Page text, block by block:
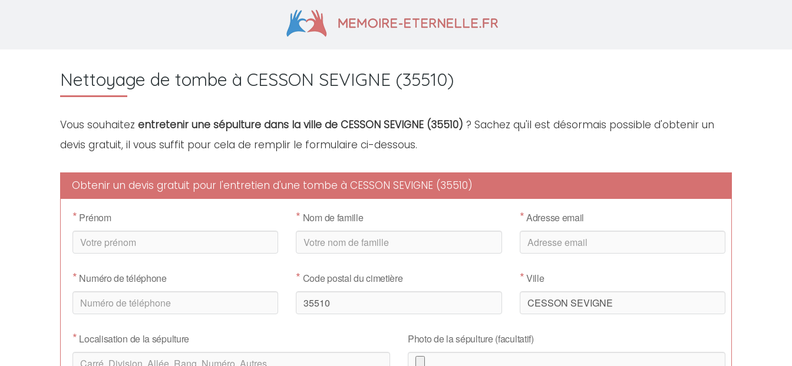
Nettoyage de tombe à CESSON SEVIGNE (35510)
Vous souhaitez entretenir une sépulture dans la ville de CESSON SEVIGNE (35510) ? Sachez qu'il est désormais possible d'obtenir un
devis gratuit, il vous suffit pour cela de remplir le formulaire ci-dessous.
Obtenir un devis gratuit pour l'entretien d'une tombe à CESSON SEVIGNE (35510)
* Prénom * Nom de famille *Adresse email
* Numéro de téléphone * Code postal du cimetière *Ville
* Localisation de la sépulture Photo de la sépulture (facultatif)